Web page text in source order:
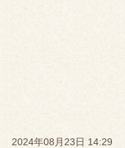
2024年08月23日 14:29